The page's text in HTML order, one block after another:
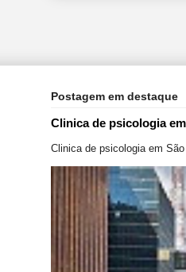
Postagem em destaque
Clinica de psicologia
Clinica de psicologia em